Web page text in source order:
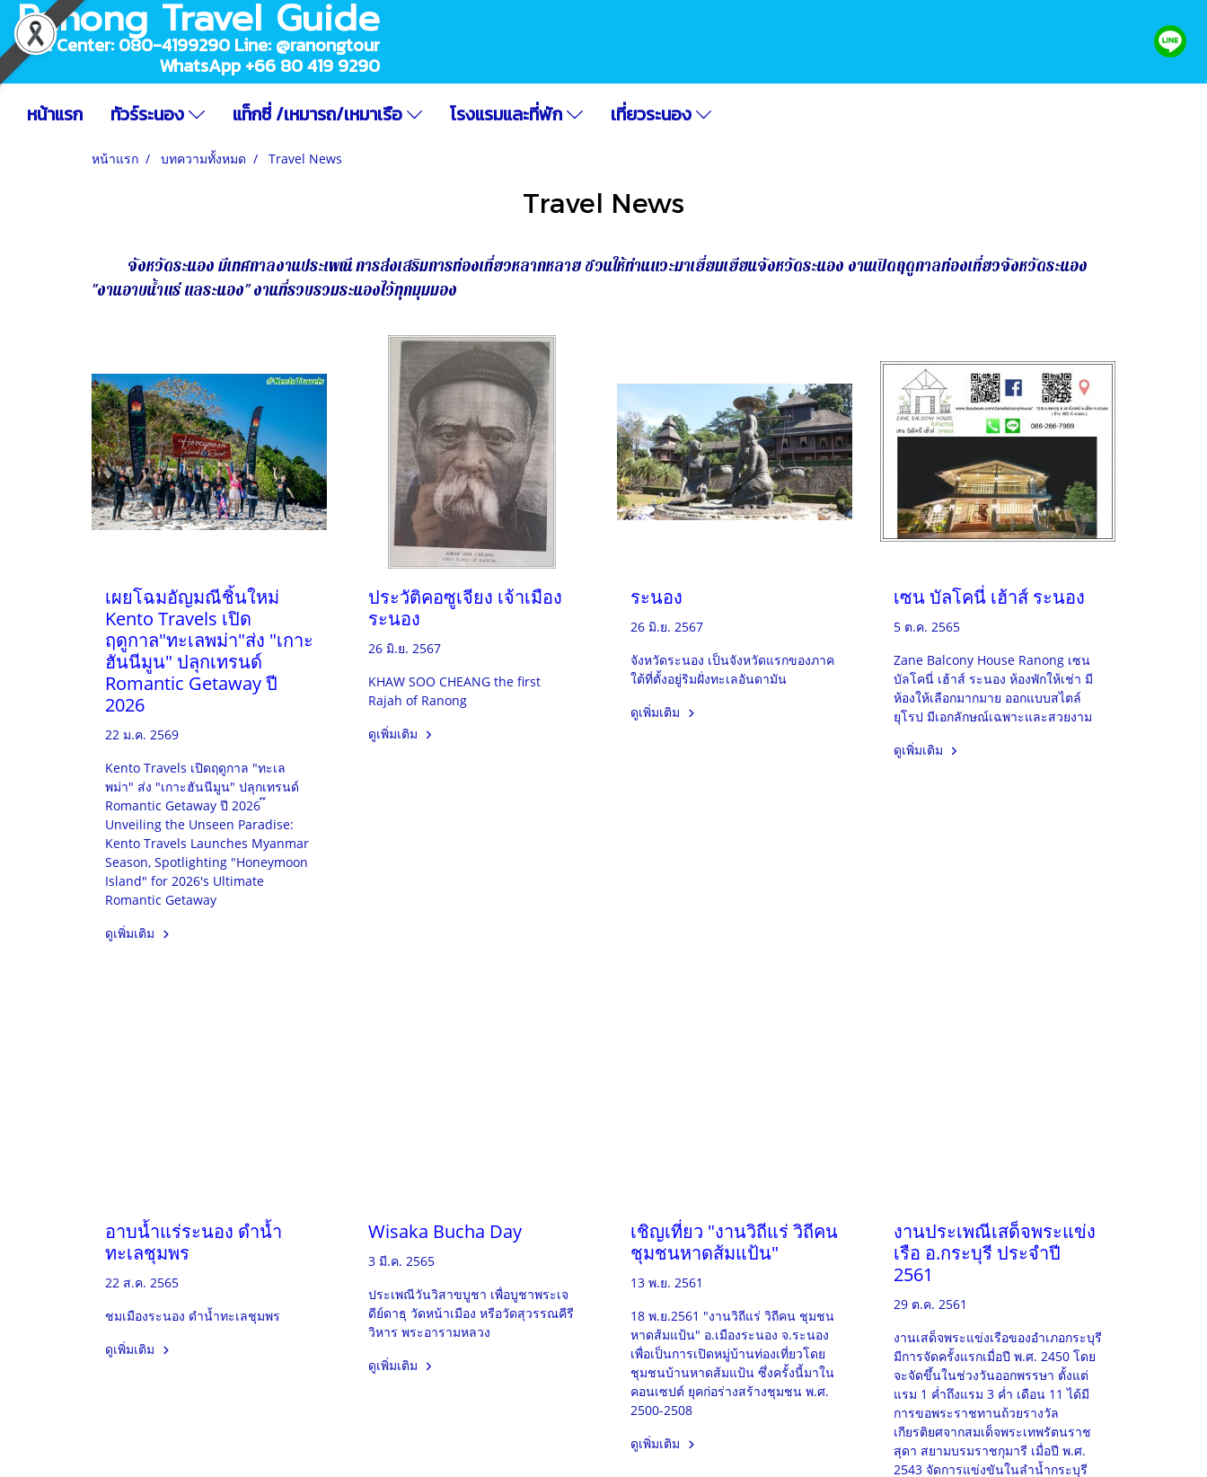
Ranong Travel Guide
Call Center: 080-4199290 Line: @ranongtour
WhatsApp +66 80 419 9290
หน้าแรก
ทัวร์ระนอง แท็กซี่ /เหมารถ/เหมาเรือ โรงแรมและที่พัก เที่ยวระนอง
หน้าแรก บทความทั้งหมด Travel News
Travel News
จังหวัดระนอง มีเทศกาลงานประเพณี การส่งเสริมการท่องเที่ยวหลากหลาย ชวนให้ท่านแวะมาเยี่ยมเยียนจังหวัดระนอง งานเปิดฤดูกาลท่องเที่ยวจังหวัดระนอง
"งานอาบน้ำแร่ แลระนอง" งานที่รวบรวมระนองไว้ทุกมุมมอง
เผยโฉมอัญมณีชิ้นใหม่
Kento Travels เปิด
ฤดูกาล"ทะเลพม่า"ส่ง "เกาะ
ฮันนีมูน" ปลุกเทรนด์
Romantic Getaway ปี
2026
22 ม.ค. 2569
Kento Travels เปิดฤดูกาล "ทะเล
พม่า" ส่ง "เกาะฮันนีมูน" ปลุกเทรนด์
Romantic Getaway ปี 2026 ๊
Unveiling the Unseen Paradise:
Kento Travels Launches Myanmar
Season, Spotlighting "Honeymoon
Island" for 2026's Ultimate
Romantic Getaway
ดูเพิ่มเติม
ประวัติคอซูเจียง เจ้าเมือง
ระนอง
26 มิ.ย. 2567
KHAW SOO CHEANG the first
Rajah of Ranong
ดูเพิ่มเติม
ระนอง
26 มิ.ย. 2567
จังหวัดระนอง เป็นจังหวัดแรกของภาค
ใต้ที่ตั้งอยู่ริมฝั่งทะเลอันดามัน
ดูเพิ่มเติม
เซน บัลโคนี่ เฮ้าส์ ระนอง
5 ต.ค. 2565
Zane Balcony House Ranong เซน
บัลโคนี่ เฮ้าส์ ระนอง ห้องพักให้เช่า มี
ห้องให้เลือกมากมาย ออกแบบสไตล์
ยุโรป มีเอกลักษณ์เฉพาะและสวยงาม
ดูเพิ่มเติม
อาบน้ำแร่ระนอง ดำน้ำ
ทะเลชุมพร
22 ส.ค. 2565
ชมเมืองระนอง ดำน้ำทะเลชุมพร
ดูเพิ่มเติม
Wisaka Bucha Day
3 มี.ค. 2565
ประเพณีวันวิสาขบูชา เพื่อบูชาพระเจ
ดีย์ดาธุ วัดหน้าเมือง หรือวัดสุวรรณคีรี
วิหาร พระอารามหลวง
ดูเพิ่มเติม
เชิญเที่ยว "งานวิถีแร่ วิถีคน
ชุมชนหาดส้มแป้น"
13 พ.ย. 2561
18 พ.ย.2561 "งานวิถีแร่ วิถีคน ชุมชน
หาดส้มแป้น" อ.เมืองระนอง จ.ระนอง
เพื่อเป็นการเปิดหมู่บ้านท่องเที่ยวโดย
ชุมชนบ้านหาดส้มแป้น ซึ่งครั้งนี้มาใน
คอนเซปต์ ยุคก่อร่างสร้างชุมชน พ.ศ.
2500-2508
ดูเพิ่มเติม
งานประเพณีเสด็จพระแข่ง
เรือ อ.กระบุรี ประจำปี
2561
29 ต.ค. 2561
งานเสด็จพระแข่งเรือของอำเภอกระบุรี
มีการจัดครั้งแรกเมื่อปี พ.ศ. 2450 โดย
จะจัดขึ้นในช่วงวันออกพรรษา ตั้งแต่
แรม 1 ค่ำถึงแรม 3 ค่ำ เดือน 11 ได้มี
การขอพระราชทานถ้วยรางวัล
เกียรติยศจากสมเด็จพระเทพรัตนราช
สุดา สยามบรมราชกุมารี เมื่อปี พ.ศ.
2543 จัดการแข่งขันในลำน้ำกระบุรี